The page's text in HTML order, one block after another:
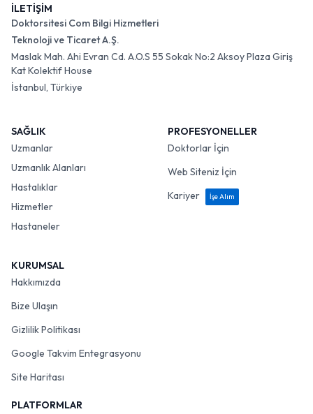
İLETİŞİM
Doktorsitesi Com Bilgi Hizmetleri
Teknoloji ve Ticaret A.Ş.
Maslak Mah. Ahi Evran Cd. A.O.S 55 Sokak No:2 Aksoy Plaza Giriş
Kat Kolektif House
İstanbul, Türkiye
SAĞLIK
Uzmanlar
Uzmanlık Alanları
Hastalıklar
Hizmetler
Hastaneler
PROFESYONELLER
Doktorlar İçin
Web Siteniz İçin
Kariyer
İşe Alım
KURUMSAL
Hakkımızda
Bize Ulaşın
Gizlilik Politikası
Google Takvim Entegrasyonu
Site Haritası
PLATFORMLAR